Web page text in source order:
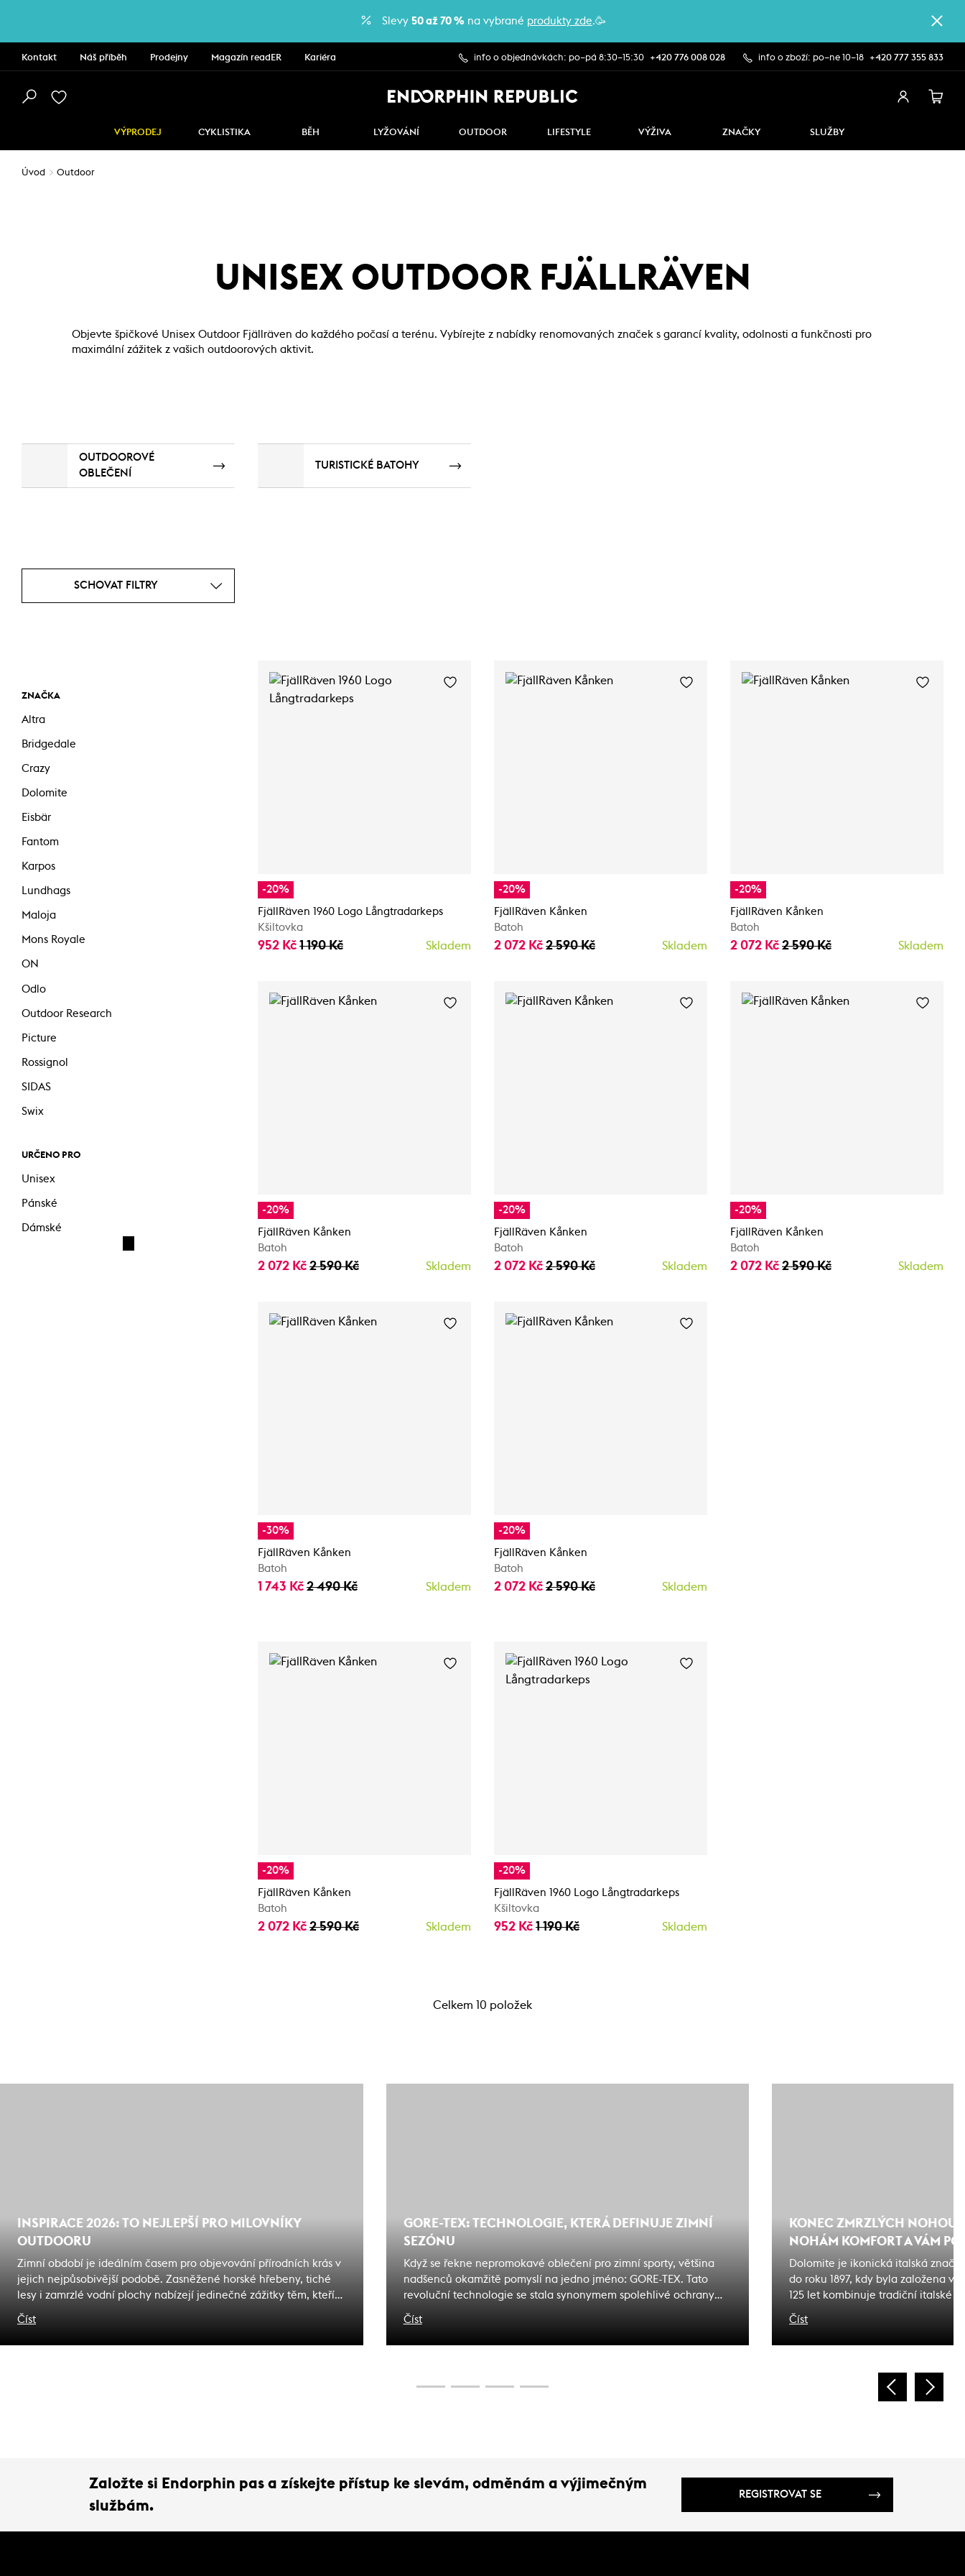
Slevy 50 až 70 % na vybrané produkty zde.🥳
Kontakt Náš příběh Prodejny Magazín readER Kariéra info o objednávkách: po–pá 8:30–15:30 +420 776 008 028 info o zboží: po–ne 10–18 +420 777 355 833
VÝPRODEJ CYKLISTIKA BĚH LYŽOVÁNÍ OUTDOOR LIFESTYLE VÝŽIVA ZNAČKY SLUŽBY
Úvod Outdoor
UNISEX OUTDOOR FJÄLLRÄVEN
Objevte špičkové Unisex Outdoor Fjällräven do každého počasí a terénu. Vybírejte z nabídky renomovaných značek s garancí kvality, odolnosti a funkčnosti pro
maximální zážitek z vašich outdoorových aktivit.
OUTDOOROVÉ
OBLEČENÍ
TURISTICKÉ BATOHY
SCHOVAT FILTRY
ZNAČKA
Altra
Bridgedale
Crazy
Dolomite
Eisbär
Fantom
Karpos
Lundhags
Maloja
Mons Royale
ON
Odlo
Outdoor Research
Picture
Rossignol
SIDAS
Swix
URČENO PRO
Unisex
Pánské
Dámské
-20%
FjällRäven 1960 Logo Långtradarkeps
Kšiltovka
952 Kč 1 190 Kč Skladem
-20%
FjällRäven Kånken
Batoh
2 072 Kč 2 590 Kč Skladem
-20%
FjällRäven Kånken
Batoh
2 072 Kč 2 590 Kč Skladem
-20%
FjällRäven Kånken
Batoh
2 072 Kč 2 590 Kč Skladem
-20%
FjällRäven Kånken
Batoh
2 072 Kč 2 590 Kč Skladem
-20%
FjällRäven Kånken
Batoh
2 072 Kč 2 590 Kč Skladem
-30%
FjällRäven Kånken
Batoh
1 743 Kč 2 490 Kč Skladem
-20%
FjällRäven Kånken
Batoh
2 072 Kč 2 590 Kč Skladem
-20%
FjällRäven Kånken
Batoh
2 072 Kč 2 590 Kč Skladem
-20%
FjällRäven 1960 Logo Långtradarkeps
Kšiltovka
952 Kč 1 190 Kč Skladem
Celkem 10 položek
INSPIRACE 2026: TO NEJLEPŠÍ PRO MILOVNÍKY
OUTDOORU
Zimní období je ideálním časem pro objevování přírodních krás v
jejich nejpůsobivější podobě. Zasněžené horské hřebeny, tiché
lesy i zamrzlé vodní plochy nabízejí jedinečné zážitky těm, kteří
jsou vybaveni kvalitním outdoorovým vybavením. V Endorphin
Republic jsme pro vás připravili výběr toho nejlepšího, co
současný outdoorový svět nabízí - od funkčního oblečení přes
Číst
GORE-TEX: TECHNOLOGIE, KTERÁ DEFINUJE ZIMNÍ
SEZÓNU
Když se řekne nepromokavé oblečení pro zimní sporty, většina
nadšenců okamžitě pomyslí na jedno jméno: GORE-TEX. Tato
revoluční technologie se stala synonymem spolehlivé ochrany
před nepřízní počasí, ať už brázdíte upravené sjezdovky,
prozkoumáváte backcountry nebo stoupáte na skialpech do
výšin. Pojďme odhalit, co stojí za legendární pověstí materiálu,
Číst
KONEC ZMRZLÝCH NOHOU:
NOHÁM KOMFORT A VÁM
Dolomite je ikonická italská
do roku 1897, kdy byla založena v
125 let kombinuje tradiční italské
technologiemi, což z ní činí jednu
v oblasti outdoorové obuvi. Venku
přicházející zimou přichází i
zimní obuvi, což vede nejen k
zdravotním problémům.
Číst
Založte si Endorphin pas a získejte přístup ke slevám, odměnám a výjimečným
službám.
REGISTROVAT SE